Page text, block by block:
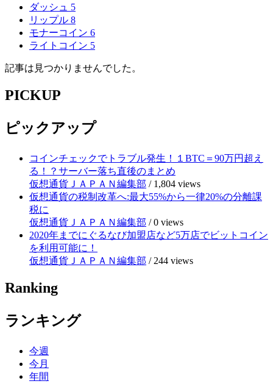
ダッシュ 5
リップル 8
モナーコイン 6
ライトコイン 5
記事は見つかりませんでした。
PICKUP
ピックアップ
コインチェックでトラブル発生！１BTC＝90万円超え
る！？サーバー落ち直後のまとめ
仮想通貨ＪＡＰＡＮ編集部 / 1,804 views
仮想通貨の税制改革へ:最大55%から一律20%の分離課
税に
仮想通貨ＪＡＰＡＮ編集部 /0 views
2020年までにぐるなび加盟店など5万店でビットコイン
を利用可能に！
仮想通貨ＪＡＰＡＮ編集部 / 244 views
Ranking
ランキング
今週
今月
年間